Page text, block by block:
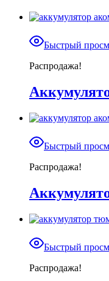
Быстрый
Распродажа!
Быстрый
Распродажа!
Быстрый
Распродажа!